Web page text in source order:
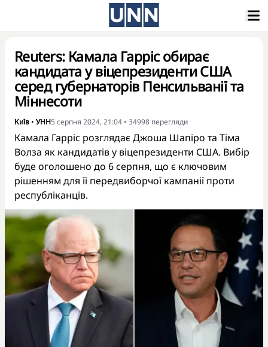
Reuters: Камала Гарріс обирає
кандидата у віцепрезиденти США
серед губернаторів Пенсильванії та
Міннесоти
Київ • УНН5 серпня 2024, 21:04 • 34998 перегляди
Камала Гарріс розглядає Джоша Шапіро та Тіма
Волза як кандидатів у віцепрезиденти США. Вибір
буде оголошено до 6 серпня, що є ключовим
рішенням для її передвиборчої кампанії проти
республіканців.